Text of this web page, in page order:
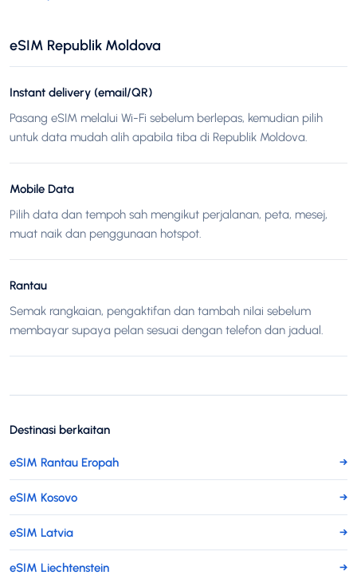
eSIM Republik Moldova
Instant delivery (email/QR)
Pasang eSIM melalui Wi-Fi sebelum berlepas, kemudian pilih
untuk data mudah alih apabila tiba di Republik Moldova.
Mobile Data
Pilih data dan tempoh sah mengikut perjalanan, peta, mesej,
muat naik dan penggunaan hotspot.
Rantau
Semak rangkaian, pengaktifan dan tambah nilai sebelum
membayar supaya pelan sesuai dengan telefon dan jadual.
Destinasi berkaitan
eSIM Rantau Eropah →
eSIM Kosovo →
eSIM Latvia →
eSIM Liechtenstein →